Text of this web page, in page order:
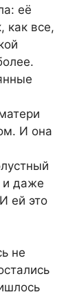
её
как все,
И она
и даже
ей это
не